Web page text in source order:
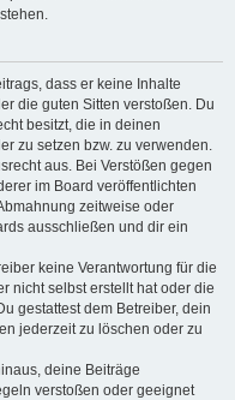
dass er keine Inhalte
die guten Sitten verstoßen. Du
besitzt, die in deinen
zu setzen bzw. zu verwenden.
aus. Bei Verstößen gegen
im Board veröffentlichten
zeitweise oder
ausschließen und dir ein
keine Verantwortung für die
nicht selbst erstellt hat oder die
gestattest dem Betreiber, dein
jederzeit zu löschen oder zu
deine Beiträge
verstoßen oder geeignet